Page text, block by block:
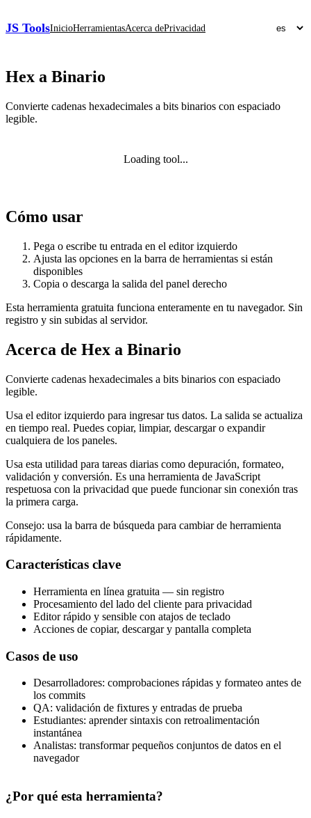
JS ToolsInicioHerramientasAcerca dePrivacidad
Hex a Binario
Convierte cadenas hexadecimales a bits binarios con espaciado
legible.
Loading tool...
Cómo usar
Pega o escribe tu entrada en el editor izquierdo
Ajusta las opciones en la barra de herramientas si están
disponibles
Copia o descarga la salida del panel derecho
Esta herramienta gratuita funciona enteramente en tu navegador. Sin
registro y sin subidas al servidor.
Acerca de Hex a Binario
Convierte cadenas hexadecimales a bits binarios con espaciado
legible.
Usa el editor izquierdo para ingresar tus datos. La salida se actualiza
en tiempo real. Puedes copiar, limpiar, descargar o expandir
cualquiera de los paneles.
Usa esta utilidad para tareas diarias como depuración, formateo,
validación y conversión. Es una herramienta de JavaScript
respetuosa con la privacidad que puede funcionar sin conexión tras
la primera carga.
Consejo: usa la barra de búsqueda para cambiar de herramienta
rápidamente.
Características clave
Herramienta en línea gratuita — sin registro
Procesamiento del lado del cliente para privacidad
Editor rápido y sensible con atajos de teclado
Acciones de copiar, descargar y pantalla completa
Casos de uso
Desarrolladores: comprobaciones rápidas y formateo antes de
los commits
QA: validación de fixtures y entradas de prueba
Estudiantes: aprender sintaxis con retroalimentación
instantánea
Analistas: transformar pequeños conjuntos de datos en el
navegador
¿Por qué esta herramienta?